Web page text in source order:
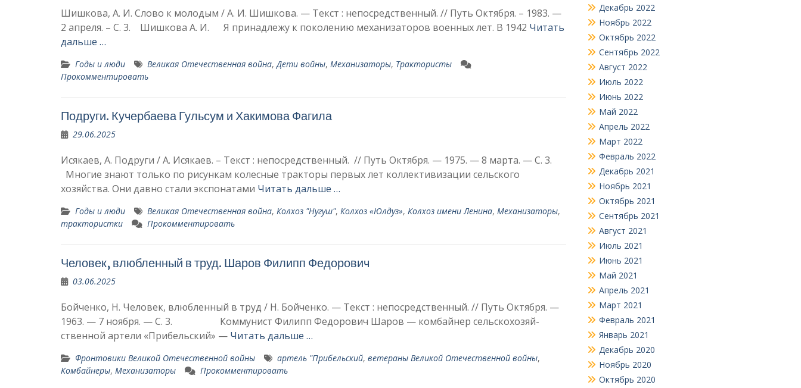
Шишкова, А. И. Слово к молодым / А. И. Шишкова. — Текст : непосредственный. // Путь Октября. – 1983. —
2 апреля. – С. 3. Шишкова А. И. Я принадлежу к поколению механизаторов военных лет. В 1942 Читать
дальше …
Годы и люди Великая Отечественная война,Дети войны, Механизаторы, Трактористы
Прокомментировать
Подруги. Кучербаева Гульсум и Хакимова Фагила
29.06.2025
Исякаев, А. Подруги / А. Исякаев. – Текст : непосредственный. // Путь Октября. — 1975. — 8 марта. — С. 3.
Многие знают только по ри­сункам колесные тракторы первых лет коллективизации сельского
хозяйства. Они давно стали экспонатами Читать дальше …
Годы и люди Великая Отечественная война, Колхоз "Нугуш", Колхоз «Юлдуз», Колхоз имени Ленина, Механизаторы,
трактористки
Прокомментировать
Человек, влюбленный в труд. Шаров Филипп Федорович
03.06.2025
Бойченко, Н. Человек, влюбленный в труд / Н. Бойченко. — Текст : непосредственный. // Путь Октября. —
1963. — 7 ноября. — С. 3. Коммунист Филипп Федорович Шаров — комбайнер сельскохозяй­
ственной артели «Прибельский» — Читать дальше …
Фронтовики Великой Отечественной войны артель "Прибельский, ветераны Великой Отечественной войны,
Комбайнеры, Механизаторы Прокомментировать
Декабрь 2022
Ноябрь 2022
Октябрь 2022
Сентябрь 2022
Август 2022
Июль 2022
Июнь 2022
Май 2022
Апрель 2022
Март 2022
Февраль 2022
Декабрь 2021
Ноябрь 2021
Октябрь 2021
Сентябрь 2021
Август 2021
Июль 2021
Июнь 2021
Май 2021
Апрель 2021
Март 2021
Февраль 2021
Январь 2021
Декабрь 2020
Ноябрь 2020
Октябрь 2020